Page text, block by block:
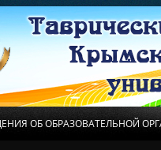
ОБ ОБРАЗОВАТЕЛЬНОЙ